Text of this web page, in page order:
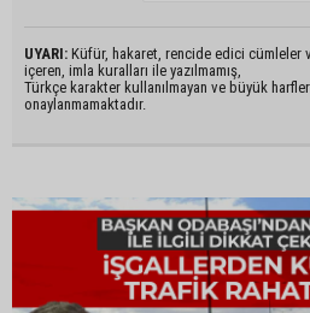
UYARI: Küfür, hakaret, rencide edici cümleler
içeren, imla kuralları ile yazılmamış,
Türkçe karakter kullanılmayan ve büyük
onaylanmamaktadır.